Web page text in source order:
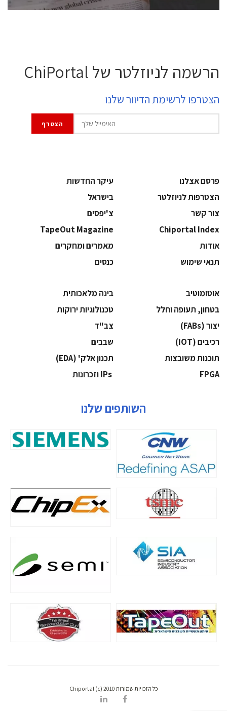
הרשמה לניוזלטר של ChiPortal
הצטרפו לרשימת הדיוור שלנו
פרסם אצלנו
עיקר החדשות
הצטרפות לניוזלטר
בישראל
צור קשר
צ'יפסים
Chiportal Index
TapeOut Magazine
אודות
מאמרים ומחקרים
תנאי שימוש
כנסים
אוטומוטיב
בינה מלאכותית
בטחון, תעופה וחלל
‫טכנולוגיות ירוקות‬
‫יצור (‪(FABs‬‬
‫צב"ד‬
‫רכיבים‬ (IOT)
‫שבבים‬
‫תוכנות משובצות‬
‫תכנון אלק' (‪(EDA‬‬
‫‪FPGA‬‬
השותפים שלנו
כל הזכויות שמורות Chiportal (c) 2010